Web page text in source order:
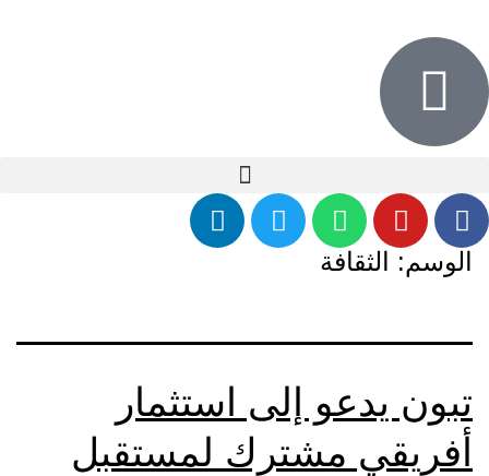
الوسم: الثقافة
تبون يدعو إلى استثمار
أفريقي مشترك لمستقبل